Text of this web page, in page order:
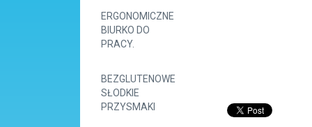
ERGONOMICZNE
BIURKO DO
PRACY.
BEZGLUTENOWE
SŁODKIE
PRZYSMAKI